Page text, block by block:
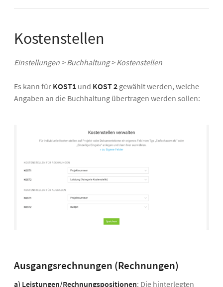
Kostenstellen
Einstellungen > Buchhaltung > Kostenstellen
Es kann für KOST1 und KOST 2 gewählt werden, welche
Angaben an die Buchhaltung übertragen werden sollen:
Ausgangsrechnungen (Rechnungen)
a) Leistungen/Rechnungspositionen: Die hinterlegten